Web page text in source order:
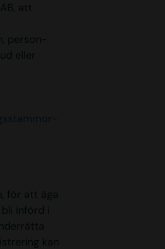
att
person-
eller
för att äga
införd i
kan